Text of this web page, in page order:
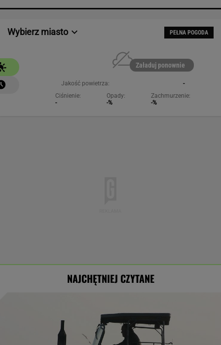
Wybierz miasto PEŁNA POGODA
Załaduj ponownie
Jakość powietrza:
-
Ciśnienie:
-
Opady:
-%
Zachmurzenie:
-%
NAJCHĘTNIEJ CZYTANE